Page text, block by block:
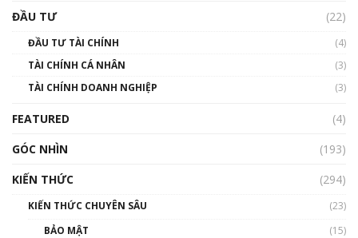
00:02:14
Nhìn lại năm 2022: Những sự kiện ảnh hưởng
đến hệ sinh thái tiền mã hoá | Phổ cập
ĐẦU TƯ
(22)
ĐẦU TƯ TÀI CHÍNH
(4)
TÀI CHÍNH CÁ NHÂN
(3)
TÀI CHÍNH DOANH NGHIỆP
(3)
FEATURED
(4)
GÓC NHÌN
(193)
KIẾN THỨC
(294)
KIẾN THỨC CHUYÊN SÂU
(23)
BẢO MẬT
(15)